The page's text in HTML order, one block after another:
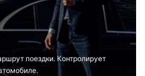
поездки. Контролирует